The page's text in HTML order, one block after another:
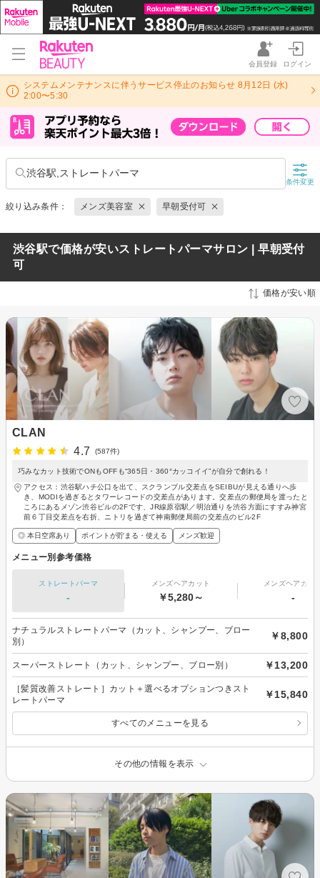
会員登録 ログイン
システムメンテナンスに伴うサービス停止のお知らせ 8月12日 (水)
2:00〜5:30
渋谷駅,ストレートパーマ
条件変更
絞り込み条件： メンズ美容室 早朝受付可
渋谷駅で価格が安いストレートパーマサロン | 早朝受付
可
価格が安い順
CLAN
4.7
(587件)
巧みなカット技術でONもOFFも“365日・360°カッコイイ”が自分で創れる！
アクセス：渋谷駅ハチ公口を出て、スクランブル交差点をSEIBUが見える通りへ歩
き、MODIを過ぎるとタワーレコードの交差点があります。交差点の郵便局を渡ったと
ころにあるメゾン渋谷ビルの2Fです、JR線原宿駅／明治通りを渋谷方面にすすみ神宮
前６丁目交差点を右折、ニトリを過ぎて神南郵便局前の交差点のビル2F
◎ 本日空席あり ポイントが貯まる・使える メンズ歓迎
メニュー別参考価格
ストレートパーマ
-
メンズヘアカット
￥5,280～
メンズヘアカラ
-
ナチュラルストレートパーマ（カット、シャンプー、ブロー
別）
￥8,800
スーパーストレート（カット、シャンプー、ブロー別） ￥13,200
［髪質改善ストレート］カット＋選べるオプションつきスト
レートパーマ
￥15,840
すべてのメニューを見る
その他の情報を表示